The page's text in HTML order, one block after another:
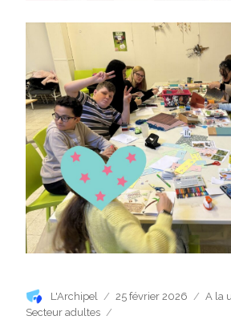
Auteur
L'Archipel
Publié
25 février 2026 A la
Secteur adultes